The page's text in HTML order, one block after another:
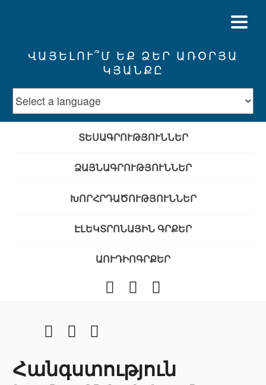
ՎԱՅԵԼՈՒ՞Մ ԵՔ ՁԵՐ ԱՌՕՐՅԱ
ԿՅԱՆՔԸ
ՏԵՍԱԳՐՈՒԹՅՈՒՆՆԵՐ
ՁԱՅՆԱԳՐՈՒԹՅՈՒՆՆԵՐ
ԽՈՐՀՐԴԱԾՈՒԹՅՈՒՆՆԵՐ
ԷԼԵԿՏՐՈՆԱՅԻՆ ԳՐՔԵՐ
ԱՈՒԴԻՈԳՐՔԵՐ
Facebook
Youtube
FacebookYoutube
Հանգստություն